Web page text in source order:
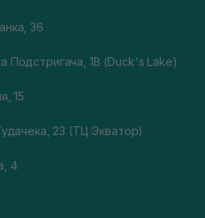
36
Подстригача, 1В (Duck's Lake)
15
23 (ТЦ Экватор)
4